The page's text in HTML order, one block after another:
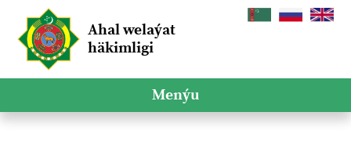
Ahal welaýat
häkimligi
Menýu